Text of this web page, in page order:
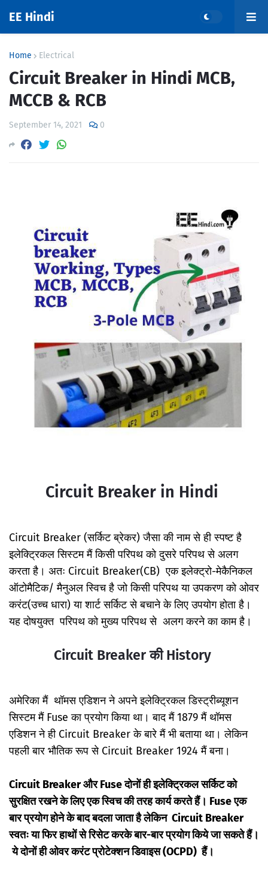
EE Hindi
Home Electrical
Circuit Breaker in Hindi MCB,
MCCB & RCB
September 14, 2021 0
Circuit Breaker in Hindi
Circuit Breaker (सर्किट ब्रेकर) जैसा की नाम से ही स्पष्ट है
इलेक्ट्रिकल सिस्टम मैं किसी परिपथ को दुसरे परिपथ से अलग
करता है। अतः Circuit Breaker(CB) एक इलेक्ट्रो-मेकैनिकल
ऑटोमैटिक/ मैनुअल स्विच है जो किसी परिपथ या उपकरण को ओवर
करंट(उच्च धारा) या शार्ट सर्किट से बचाने के लिए उपयोग होता है।
यह दोषयुक्त परिपथ को मुख्य परिपथ से अलग करने का काम है।
Circuit Breaker की History
अमेरिका मैं थॉमस एडिशन ने अपने इलेक्ट्रिकल डिस्ट्रीब्यूशन
सिस्टम मैं Fuse का प्रयोग किया था। बाद मैं 1879 मैं थॉमस
एडिशन ने ही Circuit Breaker के बारे मैं भी बताया था। लेकिन
पहली बार भौतिक रूप से Circuit Breaker 1924 मैं बना।
Circuit Breaker और Fuse दोनों ही इलेक्ट्रिकल सर्किट को
सुरक्षित रखने के लिए एक स्विच की तरह कार्य करते हैं। Fuse एक
बार प्रयोग होने के बाद बदला जाता है लेकिन Circuit Breaker
स्वतः या फिर हाथों से रिसेट करके बार-बार प्रयोग किये जा सकते हैं।
ये दोनों ही ओवर करंट प्रोटेक्शन डिवाइस (OCPD) हैं।